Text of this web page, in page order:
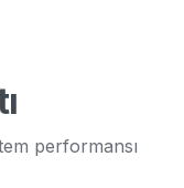
performansı